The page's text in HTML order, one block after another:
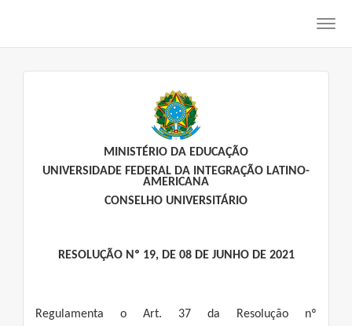
MINISTÉRIO DA EDUCAÇÃO
UNIVERSIDADE FEDERAL DA INTEGRAÇÃO LATINO-
AMERICANA
CONSELHO UNIVERSITÁRIO
RESOLUÇÃO Nº 19, DE 08 DE JUNHO DE 2021
Regulamenta o Art. 37 da Resolução nº